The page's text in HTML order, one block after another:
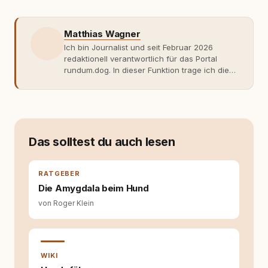
Matthias Wagner
Ich bin Journalist und seit Februar 2026
redaktionell verantwortlich für das Portal
rundum.dog. In dieser Funktion trage ich die
inhaltliche Ausrichtung, die redaktionelle
Herangehensweise und dem Anspruch, auch
nachvollziehbar und differenziert
einzuordnen. Mich interessiert weniger das
Idealbild als die praktische Realität: Wie
funktionieren Strukturen im Alltag tatsächlich?
Wo entstehen Barrieren – offen oder
unbewusst? Und wie lassen sich
Zusammenhänge verständlich darstellen,
ohne sie zu vereinfachen oder zu verkürzen?
Das solltest du auch lesen
RATGEBER
Die Amygdala beim Hund
von Roger Klein
WIKI